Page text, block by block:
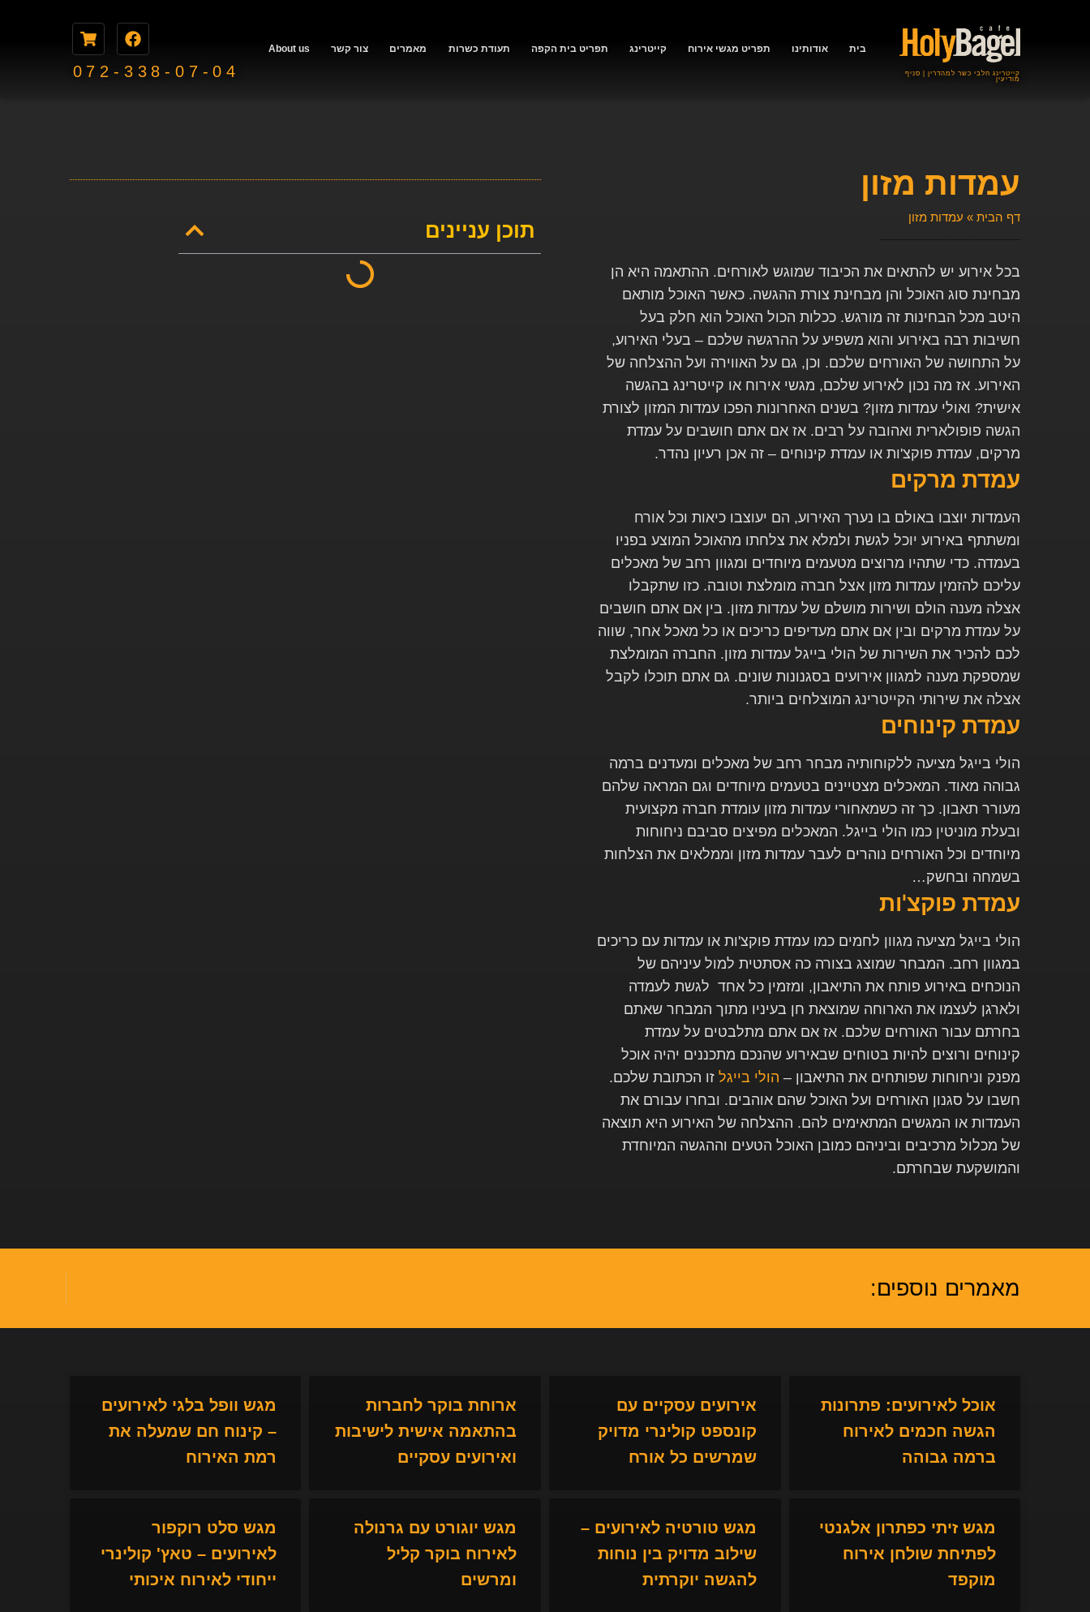
קייטרינג חלבי כשר למהדרין | סניף
מודיעין
בית אודותינו תפריט מגשי אירוח קייטרינג תפריט בית הקפה תעודת כשרות מאמרים צור קשר About us
072-338-07-04
עמדות מזון
דף הבית» עמדות מזון
בכל אירוע יש להתאים את הכיבוד שמוגש לאורחים. ההתאמה היא הן
מבחינת סוג האוכל והן מבחינת צורת ההגשה. כאשר האוכל מותאם
היטב מכל הבחינות זה מורגש. ככלות הכול האוכל הוא חלק בעל
חשיבות רבה באירוע והוא משפיע על ההרגשה שלכם – בעלי האירוע,
על התחושה של האורחים שלכם. וכן, גם על האווירה ועל ההצלחה של
האירוע. אז מה נכון לאירוע שלכם, מגשי אירוח או קייטרינג בהגשה
אישית? ואולי עמדות מזון? בשנים האחרונות הפכו עמדות המזון לצורת
הגשה פופולארית ואהובה על רבים. אז אם אתם חושבים על עמדת
מרקים, עמדת פוקצ'ות או עמדת קינוחים – זה אכן רעיון נהדר.
עמדת מרקים
העמדות יוצבו באולם בו נערך האירוע, הם יעוצבו כיאות וכל אורח
ומשתתף באירוע יוכל לגשת ולמלא את צלחתו מהאוכל המוצע בפניו
בעמדה. כדי שתהיו מרוצים מטעמים מיוחדים ומגוון רחב של מאכלים
עליכם להזמין עמדות מזון אצל חברה מומלצת וטובה. כזו שתקבלו
אצלה מענה הולם ושירות מושלם של עמדות מזון. בין אם אתם חושבים
על עמדת מרקים ובין אם אתם מעדיפים כריכים או כל מאכל אחר, שווה
לכם להכיר את השירות של הולי בייגל עמדות מזון. החברה המומלצת
שמספקת מענה למגוון אירועים בסגנונות שונים. גם אתם תוכלו לקבל
אצלה את שירותי הקייטרינג המוצלחים ביותר.
עמדת קינוחים
הולי בייגל מציעה ללקוחותיה מבחר רחב של מאכלים ומעדנים ברמה
גבוהה מאוד. המאכלים מצטיינים בטעמים מיוחדים וגם המראה שלהם
מעורר תאבון. כך זה כשמאחורי עמדות מזון עומדת חברה מקצועית
ובעלת מוניטין כמו הולי בייגל. המאכלים מפיצים סביבם ניחוחות
מיוחדים וכל האורחים נוהרים לעבר עמדות מזון וממלאים את הצלחות
בשמחה ובחשק…
עמדת פוקצ'ות
הולי בייגל מציעה מגוון לחמים כמו עמדת פוקצ'ות או עמדות עם כריכים
במגוון רחב. המבחר שמוצג בצורה כה אסתטית למול עיניהם של
הנוכחים באירוע פותח את התיאבון, ומזמין כל אחד לגשת לעמדה
ולארגן לעצמו את הארוחה שמוצאת חן בעיניו מתוך המבחר שאתם
בחרתם עבור האורחים שלכם. אז אם אתם מתלבטים על עמדת
קינוחים ורוצים להיות בטוחים שבאירוע שהנכם מתכננים יהיה אוכל
מפנק וניחוחות שפותחים את התיאבון – הולי בייגלזו הכתובת שלכם.
חשבו על סגנון האורחים ועל האוכל שהם אוהבים. ובחרו עבורם את
העמדות או המגשים המתאימים להם. ההצלחה של האירוע היא תוצאה
של מכלול מרכיבים וביניהם כמובן האוכל הטעים וההגשה המיוחדת
והמושקעת שבחרתם.
תוכן עניינים
מאמרים נוספים:
אוכל לאירועים: פתרונות
הגשה חכמים לאירוח
ברמה גבוהה
אירועים עסקיים עם
קונספט קולינרי מדויק
שמרשים כל אורח
ארוחת בוקר לחברות
בהתאמה אישית לישיבות
ואירועים עסקיים
מגש וופל בלגי לאירועים
– קינוח חם שמעלה את
רמת האירוח
מגש זיתי כפתרון אלגנטי
לפתיחת שולחן אירוח
מוקפד
מגש טורטיה לאירועים –
שילוב מדויק בין נוחות
להגשה יוקרתית
מגש יוגורט עם גרנולה
לאירוח בוקר קליל
ומרשים
מגש סלט רוקפור
לאירועים – טאץ' קולינרי
ייחודי לאירוח איכותי